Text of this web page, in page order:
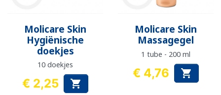
Molicare Skin
Hygiënische
doekjes
10 doekjes
Prijs
€ 2,25 
Molicare Skin
Massagegel
1 tube - 200 ml
Prijs
€ 4,76 